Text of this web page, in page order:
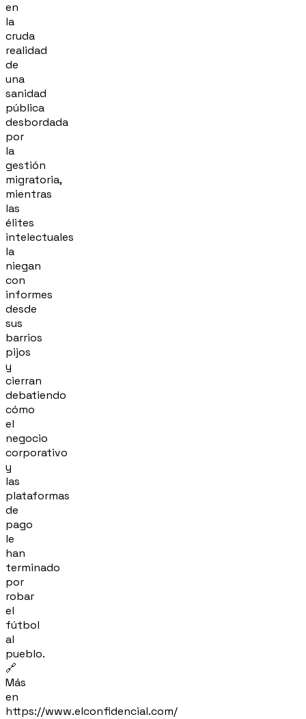
en
la
cruda
realidad
de
una
sanidad
pública
desbordada
por
la
gestión
migratoria,
mientras
las
élites
intelectuales
la
niegan
con
informes
desde
sus
barrios
pijos
y
cierran
debatiendo
cómo
el
negocio
corporativo
y
las
plataformas
de
pago
le
han
terminado
por
robar
el
fútbol
al
pueblo.
🔗
Más
en
https://www.elconfidencial.com/